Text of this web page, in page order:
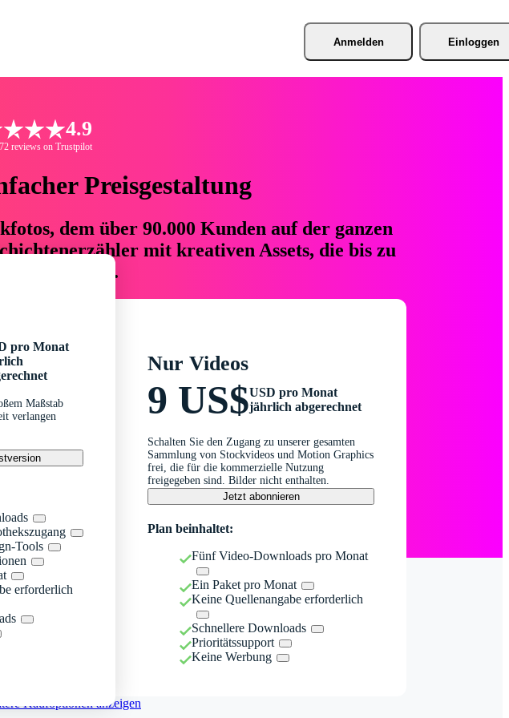
Anmelden Einloggen
4.9
reviews on Trustpilot
Preisgestaltung
dem über 90.000 Kunden auf der ganzen
mit kreativen Assets, die bis zu
einsparen.
pro Monat
Maßstab
verlangen
Tools
erforderlich
Nur Videos
9 US$USD pro Monat
jährlich abgerechnet
Schalten Sie den Zugang zu unserer gesamten
Sammlung von Stockvideos und Motion Graphics
frei, die für die kommerzielle Nutzung
freigegeben sind. Bilder nicht enthalten.
Jetzt abonnieren
Plan beinhaltet:
Fünf Video-Downloads pro Monat
Ein Paket pro Monat
Keine Quellenangabe erforderlich
Schnellere Downloads
Prioritätssupport
Keine Werbung
Kaufoptionen anzeigen